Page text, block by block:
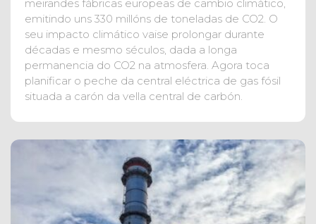
meirandes fábricas europeas de cambio climático,
emitindo uns 330 millóns de toneladas de CO2. O
seu impacto climático vaise prolongar durante
décadas e mesmo séculos, dada a longa
permanencia do CO2 na atmosfera. Agora toca
planificar o peche da central eléctrica de gas fósil
situada a carón da vella central de carbón.